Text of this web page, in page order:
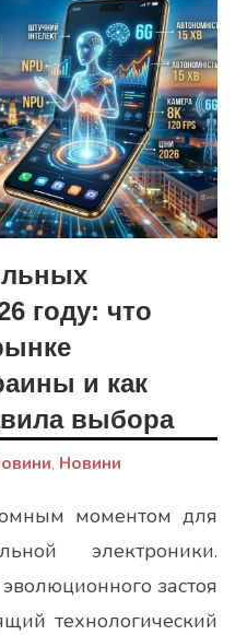
году: что
и как
выбора
, Новини
моментом для
электроники.
застоя
технологический